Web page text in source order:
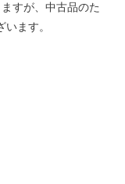
すが、中古品のた
ます。